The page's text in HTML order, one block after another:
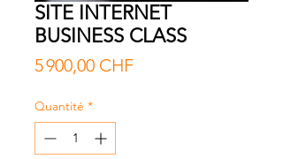
SITE INTERNET
BUSINESS CLASS
5 900,00 CHFPrix
Quantité *